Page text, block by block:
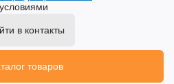
условиями
в контакты
товаров